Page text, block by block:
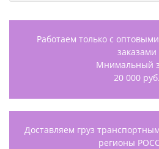
Работаем только с
заказами
Мнимальный
20 000 руб.
Доставляем груз
регионы